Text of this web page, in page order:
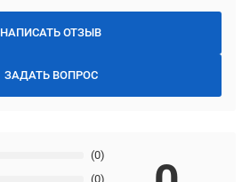
НАПИСАТЬ ОТЗЫВ
ЗАДАТЬ ВОПРОС
(0)
(0)